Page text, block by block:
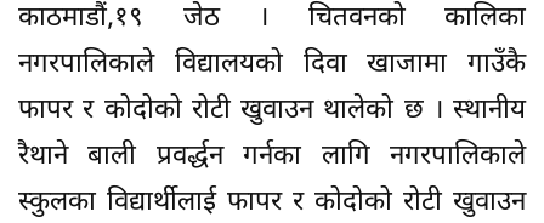
काठमाडौं,१९ जेठ । चितवनको कालिका
नगरपालिकाले विद्यालयको दिवा खाजामा गाउँकै
फापर र कोदोको रोटी खुवाउन थालेको छ । स्थानीय
रैथाने बाली प्रवर्द्धन गर्नका लागि नगरपालिकाले
स्कुलका विद्यार्थीलाई फापर र कोदोको रोटी खुवाउन